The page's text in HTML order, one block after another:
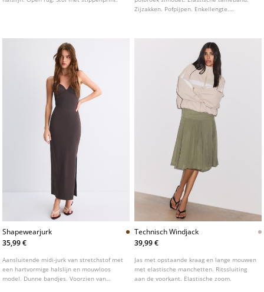
Zijzakken. Pofpijpen. Enkellengte.
Shapewearjurk
35,99 €
Aansluitende midi-jurk van stretchstof met
een hartvormige halslijn en mouwloos
model. Dunne bandjes. Voorzien van
Technisch Windjack
39,99 €
Jas met opstaande kraag en lange mouwen
met elastische manchetten. Ritssluiting
aan de voorkant. Elastische zoom.